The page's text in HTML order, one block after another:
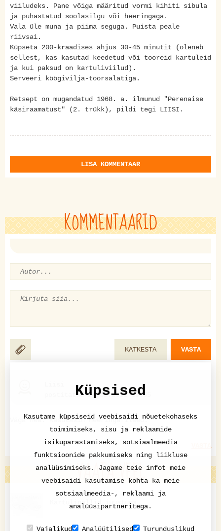
viiludeks. Pane võiga määritud vormi kihiti sibula
ja puhastatud soolasilgu või heeringaga.
Vala üle muna ja piima seguga. Puista peale
riivsai.
Küpseta 200-kraadises ahjus 30-45 minutit (oleneb
sellest, kas kasutad keedetud või tooreid kartuleid
ja kui paksud on kartuliviilud).
Serveeri köögivilja-toorsalatiga.
Retsept on mugandatud 1968. a. ilmunud "Perenaise
käsiraamatust" (2. trükk), pildi tegi LIISI.
LISA KOMMENTAAR
KOMMENTAARID
KATKESTA VASTA
postitatud 24.02.2011 19:55
Väga hea. Kasutasin heeringafileed.
VAATA VEEL
Kartulipallid juustuga
Küpsised
Kasutame küpsiseid veebisaidi nõuetekohaseks
toimimiseks, sisu ja reklaamide
isikupärastamiseks, sotsiaalmeedia
funktsioonide pakkumiseks ning liikluse
analüüsimiseks. Jagame teie infot meie
veebisaidi kasutamise kohta ka meie
sotsiaalmeedia-, reklaami ja
analüüsipartneritega.
Vajalikud Analüütilised Turunduslikud